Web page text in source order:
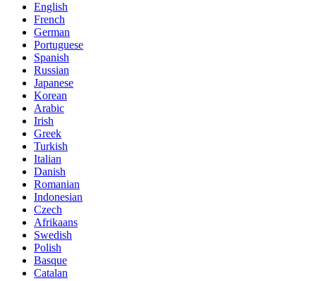
English
French
German
Portuguese
Spanish
Russian
Japanese
Korean
Arabic
Irish
Greek
Turkish
Italian
Danish
Romanian
Indonesian
Czech
Afrikaans
Swedish
Polish
Basque
Catalan